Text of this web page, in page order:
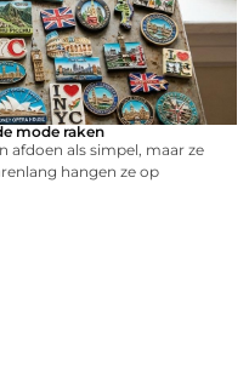
mode raken
afdoen als simpel, maar ze
hangen ze op